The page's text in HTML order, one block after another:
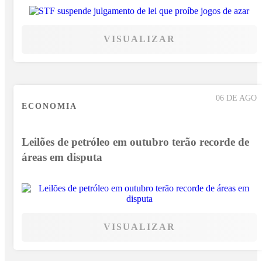
VISUALIZAR
06 DE AGO
ECONOMIA
Leilões de petróleo em outubro terão recorde de
áreas em disputa
VISUALIZAR